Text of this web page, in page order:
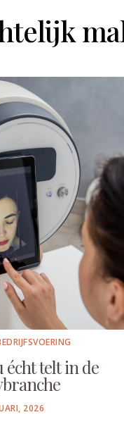
écht telt in de
2026